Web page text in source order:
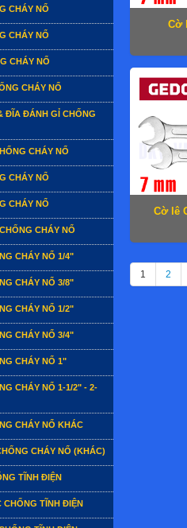
CHÁY NỔ
CHÁY NỔ
CHÁY NỔ
CHÁY NỔ
ĐĨA ĐÁNH GỈ CHỐNG
CHÁY NỔ
CHÁY NỔ
CHÁY NỔ
CHÁY NỔ
CHÁY NỔ 1/4"
CHÁY NỔ 3/8"
CHÁY NỔ 1/2"
CHÁY NỔ 3/4"
CHÁY NỔ 1"
CHÁY NỔ 1-1/2" - 2-
CHÁY NỔ KHÁC
CHÁY NỔ (KHÁC)
TĨNH ĐIỆN
CHỐNG TĨNH ĐIỆN
Cờ
Cờ lê
1 2